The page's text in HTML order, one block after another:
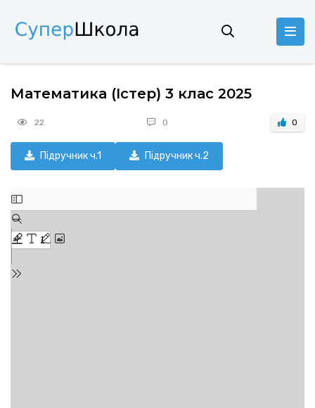
Математика (Істер) 3 клас 2025
22 0 0
Підручник ч.1 Підручник ч.2